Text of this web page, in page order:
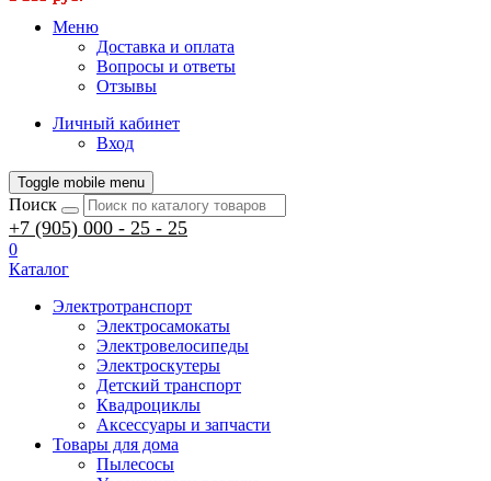
Меню
Доставка и оплата
Вопросы и ответы
Отзывы
Личный кабинет
Вход
Toggle mobile menu
Поиск
+7 (905) 000 - 25 - 25
0
Каталог
Электротранспорт
Электросамокаты
Электровелосипеды
Электроскутеры
Детский транспорт
Квадроциклы
Аксессуары и запчасти
Товары для дома
Пылесосы